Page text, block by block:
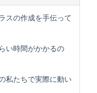
スの作成を手伝って
い時間がかかるの
私たちで実際に動い